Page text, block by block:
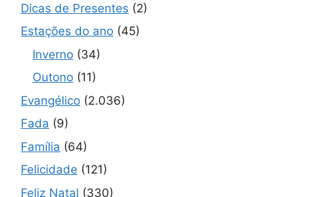
Dicas de Presentes (2)
Estações do ano (45)
Inverno (34)
Outono (11)
Evangélico (2.036)
Fada (9)
Família (64)
Felicidade (121)
Feliz Natal (330)